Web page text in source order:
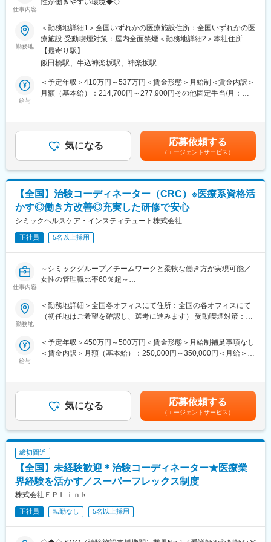
仕事内容
性が働きやすい環境◆◇
て就業頂きます！
■担当業務：治験が行われている医療機関で医師の指示のもと医学
的判断や医療行為を伴わない治験業務を支援をします。
・治験に参加する患者（被験者）さんに対する試験内容の補助説
・被験者のスケジュール管理
・症例報告書の作成支援など
■国内最大手の治験サポート企業：イーピーエスグループに属し、
SMO」として第一選択肢に指名されており、業界内での信頼があ
ります。日本の三大疾病の筆頭として治験薬や治療法が開発され
るがん分野においては、治験実施には高度な専門知識が求められ
るため、専門教育をうけたCRCを育成しており、難易度が高い試
験にも対応できるサポート体制を敷いています。
■教育研修制度充実：集合研修、外部研修、OJT はもちろん、がん
や精神疾患など領域別の研修やeラーニングも導入し、充実した体
制を整えています。また認定CRCの資格取得も奨励しており、有
資格者はCRCの半数に達しています。
■フレキシブルに働きやすい環境が整っています
・全国約6,900施設のネットワークを持つため、ご自宅近くや家族
・スーパーフレックス制度があり、ワークライフバランスの実現
を支援しています。／リフレッシュ休暇（8月1日に5日間付与）
では90名。
・経験豊富な社員に相談できる職場の相談窓口あり。
・女性管理職55％（日本平均12％）と女性が長く働きやすい環境
変更の範囲：会社の定める業務
勤務地
＜勤務地詳細1＞全国いずれかの医療施設住所：全国いずれかの医
療施設 受動喫煙対策：屋内全面禁煙＜勤務地詳細2＞本社住所：
東京都新宿区筑土八幡町2-1 勤務地最寄駅：東京メトロ有楽町線
／飯田橋駅受動喫煙対策：屋内全面禁煙変更の範囲：会社の定め
【最寄り駅】
飯田橋駅、牛込神楽坂駅、神楽坂駅
給与
＜予定年収＞410万円～537万円＜賃金形態＞月給制＜賃金内訳＞
月額（基本給）：214,700円～277,900円その他固定手当/月：
CRC手当・休日連絡対応手当■賞与：年2回（6月、12月）／昇
給：年1回（10月）※業績に応じ、決算賞与（秋季賞与）支給の場
合あり（10月）■時間外・休日出勤手当等の割増賃金は別途支給
賃金はあくまでも目安の金額であり、選考を通じて上下する可能
性があります。月給(月額)は固定手当を含めた表記です。
気になる 応募依頼する
（エージェントサービス）
【全国】治験コーディネーター（CRC）※医療系資格活
かす◎働き方改善◎充実した研修で安心
シミックヘルスケア・インスティテュート株式会社
正社員 5名以上採用
仕事内容
～シミックグループ／チームワークと柔軟な働き方が実現可能／
女性の管理職比率60％超～
や私たちのQOLを向上させるべく、新しい治療法を開発する必要
があります。今回はそのための治験を実施する際の患者さんおよ
・治験被験者である患者さんへの内容説明補助、ケア／相談
・治験担当医師の補助
■やりがい：CRCは疾病を抱えた患者さんやそれを治療しようと
奮闘する医師やスタッフなど携わる相手が多いです。現在治療法
がなく苦しんでいる患者さんに対して薬を届けられたり、最前線
で治療にあたる医師やスタッフのサポートを行え、治験が無事に
終了すれば喜びはひとしおです。
■同社の教育体制：同社は同業他社からの転職だけでなく、看護師
など未経験で転職してくる方も多いです。そのため教育体制が充
実しています。入社は原則偶数月と決まっており、同期入社者と
ともに2週間弱本社にて集合研修を行います。会社のことや業務を
遂行する上で必要な法令から実務まで座学中心でロープレを交え
ながら学んでいきます。その後、各拠点に配属され先輩社員から
業務を引継ぎながらOJT担当者とともに医療機関へ同行するな
勤務地
＜勤務地詳細＞全国各オフィスにて住所：全国の各オフィスにて
（初任地はご希望を確認し、選考に進みます） 受動喫煙対策：そ
業所
給与
＜予定年収＞450万円～500万円＜賃金形態＞月給制補足事項なし
＜賃金内訳＞月額（基本給）：250,000円～350,000円＜月給＞
気になる 応募依頼する
（エージェントサービス）
締切間近
【全国】未経験歓迎＊治験コーディネーター★医療業
界経験を活かす／スーパーフレックス制度
株式会社ＥＰＬｉｎｋ
正社員 転勤なし 5名以上採用